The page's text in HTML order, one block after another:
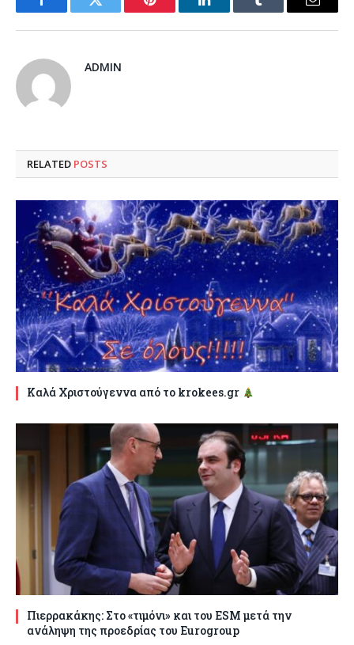
FacebookTwitter Pinterest LinkedInTumblr Email
ADMIN
RELATED POSTS
Καλά Χριστούγεννα από το krokees.gr
Πιερρακάκης: Στο «τιμόνι» και του ESM μετά την
ανάληψη της προεδρίας του Eurogroup